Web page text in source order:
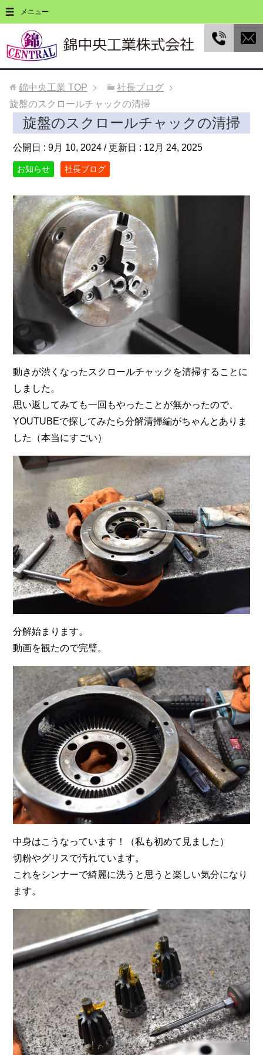
メニュー
錦中央工業 TOP
社長ブログ
旋盤のスクロールチャックの清掃
旋盤のスクロールチャックの清掃
公開日 :9月 10, 2024 / 更新日 : 12月 24, 2025
お知らせ 社長ブログ
動きが渋くなったスクロールチャックを清掃することに
しました。
思い返してみても一回もやったことが無かったので、
YOUTUBEで探してみたら分解清掃編がちゃんとありま
した（本当にすごい）
分解始まります。
動画を観たので完璧。
中身はこうなっています！（私も初めて見ました）
切粉やグリスで汚れています。
これをシンナーで綺麗に洗うと思うと楽しい気分になり
ます。